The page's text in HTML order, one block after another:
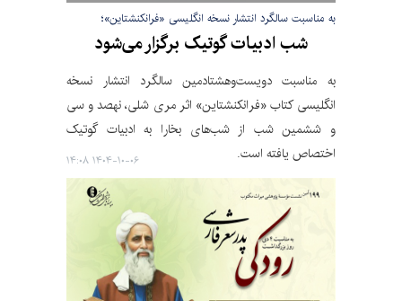
به مناسبت سالگرد انتشار نسخه انگلیسی «فرانکنشتاین»؛
شب ادبیات گوتیک برگزار می‌شود
به مناسبت دویست‌وهشتادمین سالگرد انتشار نسخه
انگلیسی کتاب «فرانکنشتاین» اثر مری شلی، نهصد و سی
و ششمین شب از شب‌های بخارا به ادبیات گوتیک
اختصاص یافته است.
۱۴۰۴-۱۰-۰۶ ۱۴:۰۸